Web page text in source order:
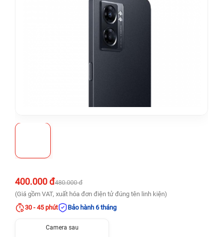
400.000 đ480.000 đ
(Giá gồm VAT, xuất hóa đơn điện tử đúng tên linh kiện)
30 - 45 phút
Bảo hành 6 tháng
Camera sau